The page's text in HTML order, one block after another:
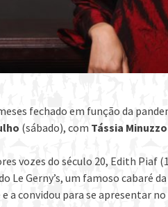
fechado em função da
(sábado), com Tássia
vozes do século 20, Edith
Le Gerny’s, um famoso cabaré
e a convidou para se apresentar